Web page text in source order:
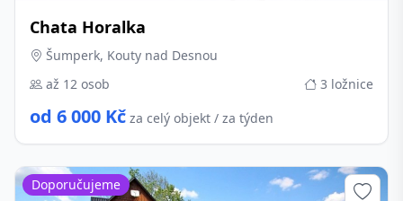
Chata Horalka
Šumperk, Kouty nad Desnou
až 12 osob
3 ložnice
od 6 000 Kč za celý objekt / za týden
Doporučujeme